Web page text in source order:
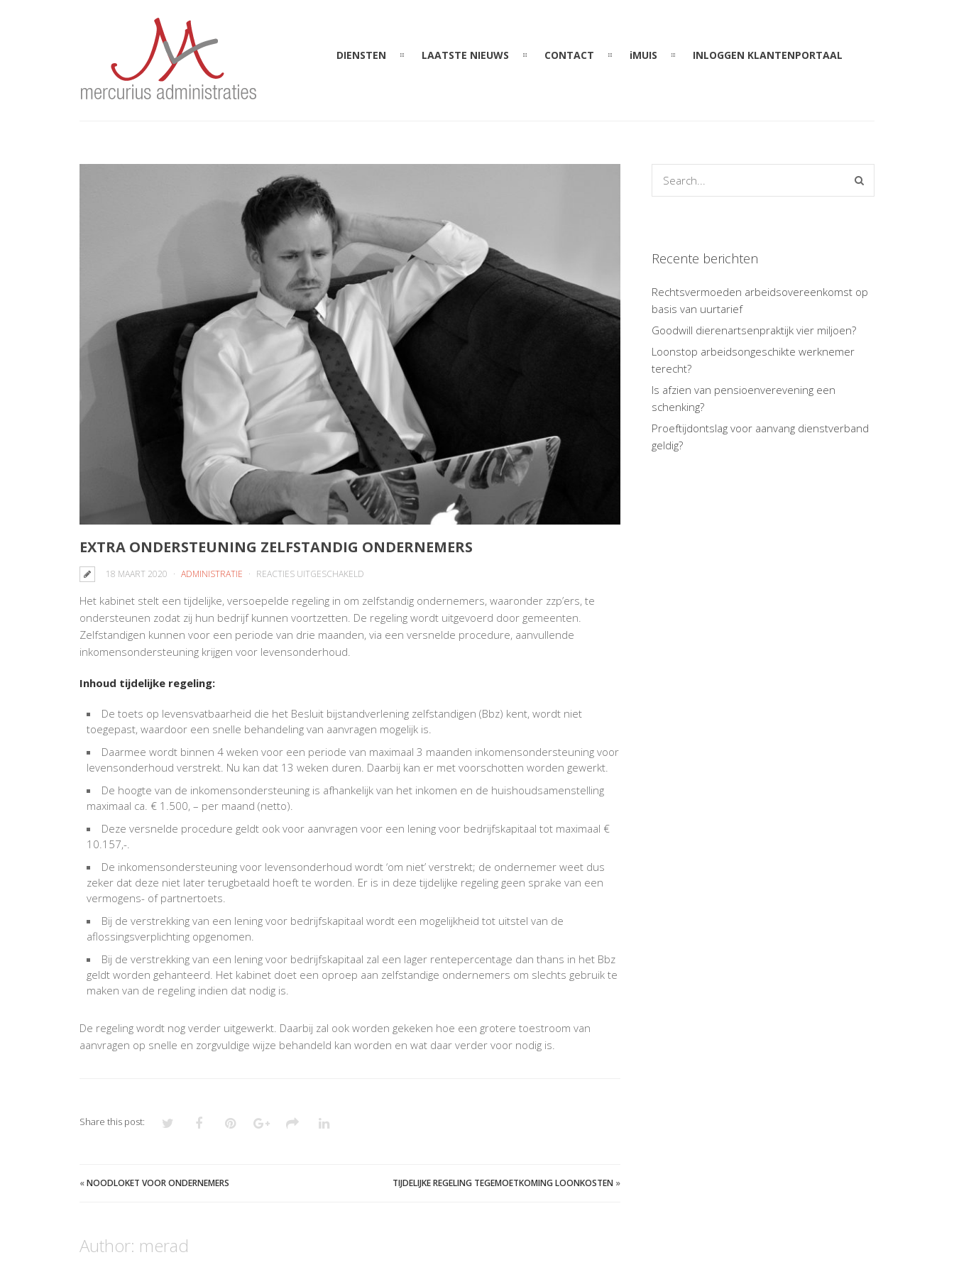
DIENSTEN LAATSTE NIEUWS CONTACT iMUIS INLOGGEN KLANTENPORTAAL
EXTRA ONDERSTEUNING ZELFSTANDIG ONDERNEMERS
18 MAART 2020 ADMINISTRATIE REACTIES UITGESCHAKELD
ONDERSTEUNING
ZELFSTANDIG
ONDERNEMERS
Het kabinet stelt een tijdelijke, versoepelde regeling in om zelfstandig ondernemers, waaronder zzp’ers, te
ondersteunen zodat zij hun bedrijf kunnen voortzetten. De regeling wordt uitgevoerd door gemeenten.
Zelfstandigen kunnen voor een periode van drie maanden, via een versnelde procedure, aanvullende
inkomensondersteuning krijgen voor levensonderhoud.
Inhoud tijdelijke regeling:
De toets op levensvatbaarheid die het Besluit bijstandverlening zelfstandigen (Bbz) kent, wordt niet
toegepast, waardoor een snelle behandeling van aanvragen mogelijk is.
Daarmee wordt binnen 4 weken voor een periode van maximaal 3 maanden inkomensondersteuning voor
levensonderhoud verstrekt. Nu kan dat 13 weken duren. Daarbij kan er met voorschotten worden gewerkt.
De hoogte van de inkomensondersteuning is afhankelijk van het inkomen en de huishoudsamenstelling
maximaal ca. € 1.500, – per maand (netto).
Deze versnelde procedure geldt ook voor aanvragen voor een lening voor bedrijfskapitaal tot maximaal €
10.157,-.
De inkomensondersteuning voor levensonderhoud wordt ‘om niet’ verstrekt; de ondernemer weet dus
zeker dat deze niet later terugbetaald hoeft te worden. Er is in deze tijdelijke regeling geen sprake van een
vermogens- of partnertoets.
Bij de verstrekking van een lening voor bedrijfskapitaal wordt een mogelijkheid tot uitstel van de
aflossingsverplichting opgenomen.
Bij de verstrekking van een lening voor bedrijfskapitaal zal een lager rentepercentage dan thans in het Bbz
geldt worden gehanteerd. Het kabinet doet een oproep aan zelfstandige ondernemers om slechts gebruik te
maken van de regeling indien dat nodig is.
De regeling wordt nog verder uitgewerkt. Daarbij zal ook worden gekeken hoe een grotere toestroom van
aanvragen op snelle en zorgvuldige wijze behandeld kan worden en wat daar verder voor nodig is.
Share this post:
«NOODLOKET VOOR ONDERNEMERS TIJDELIJKE REGELING TEGEMOETKOMING LOONKOSTEN »
Author: merad
Recente berichten
Rechtsvermoeden arbeidsovereenkomst op
basis van uurtarief
Goodwill dierenartsenpraktijk vier miljoen?
Loonstop arbeidsongeschikte werknemer
terecht?
Is afzien van pensioenverevening een
schenking?
Proeftijdontslag voor aanvang dienstverband
geldig?